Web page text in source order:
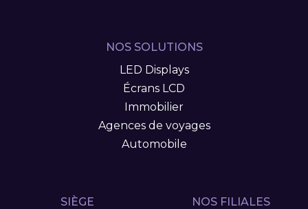
NOS SOLUTIONS
LED Displays
Écrans LCD
Immobilier
Agences de voyages
Automobile
SIÈGE
NOS FILIALES